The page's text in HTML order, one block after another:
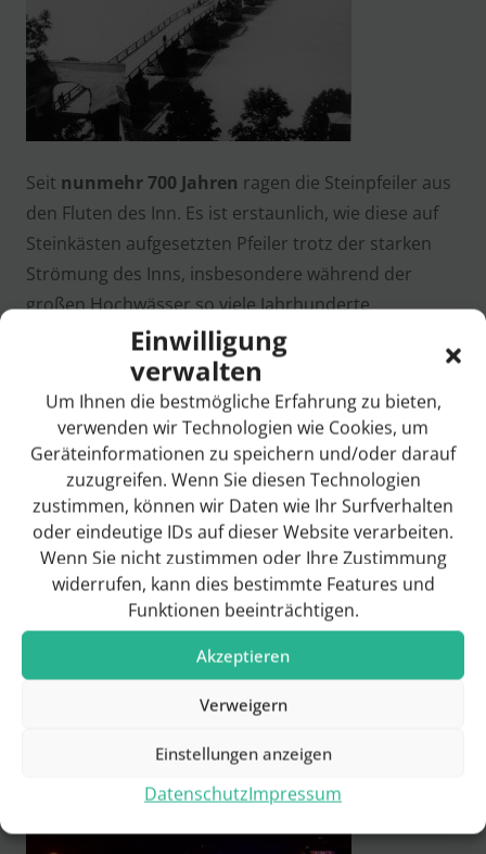
Einwilligung
verwalten
Um Ihnen die bestmögliche Erfahrung zu bieten,
verwenden wir Technologien wie Cookies, um
Geräteinformationen zu speichern und/oder darauf
zuzugreifen. Wenn Sie diesen Technologien
zustimmen, können wir Daten wie Ihr Surfverhalten
oder eindeutige IDs auf dieser Website verarbeiten.
Wenn Sie nicht zustimmen oder Ihre Zustimmung
widerrufen, kann dies bestimmte Features und
Funktionen beeinträchtigen.
Akzeptieren
Verweigern
Einstellungen anzeigen
DatenschutzImpressum
Seit nunmehr 700 Jahren ragen die Steinpfeiler aus
den Fluten des Inn. Es ist erstaunlich, wie diese auf
Steinkästen aufgesetzten Pfeiler trotz der starken
Strömung des Inns, insbesondere während der
großen Hochwässer so viele Jahrhunderte
überdauert haben.
In verhältnismäßig kurzer Zeit wurde Sie in den
Jahren 1897, 1899, 1920 und 1925 viermal durch
Hochwässer zerstört und am02.05.1945, im Zuge
der Kriegsereignisse, um das Nachrücken des
Feindes wenigstens um kurze Zeit zu verögern, in
einem Feld gesprengt.
1970mussten in mühvoller und kostenintensiver
Arbeit sowohl die Fundamente, als auch die Pfeiler
selbst ausgebaut werden, damit ein Abbruch dieser
auch geschichtlich so bedeutenden Brücke
verhindert werden konnte. Sie steht heute unter
Bedeutung für den örtlichen Verkehr zwischen
Schärding und Neuhaus.